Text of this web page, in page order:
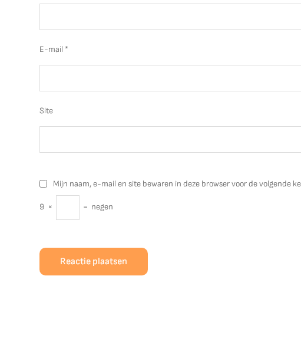
E-mail *
Site
Mijn naam, e-mail en site bewaren in deze browser voor de volgende
9 × = negen